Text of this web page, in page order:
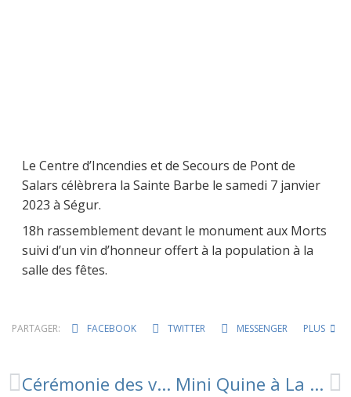
Le Centre d’Incendies et de Secours de Pont de
Salars célèbrera la Sainte Barbe le samedi 7 janvier
2023 à Ségur.
18h rassemblement devant le monument aux Morts
suivi d’un vin d’honneur offert à la population à la
salle des fêtes.
PARTAGER: FACEBOOK TWITTER MESSENGER PLUS
Cérémonie des voeux 2023: Dimanche 15 janvier Mini Quine à La Résidence l’Oustal Del Bouzou à Ségur